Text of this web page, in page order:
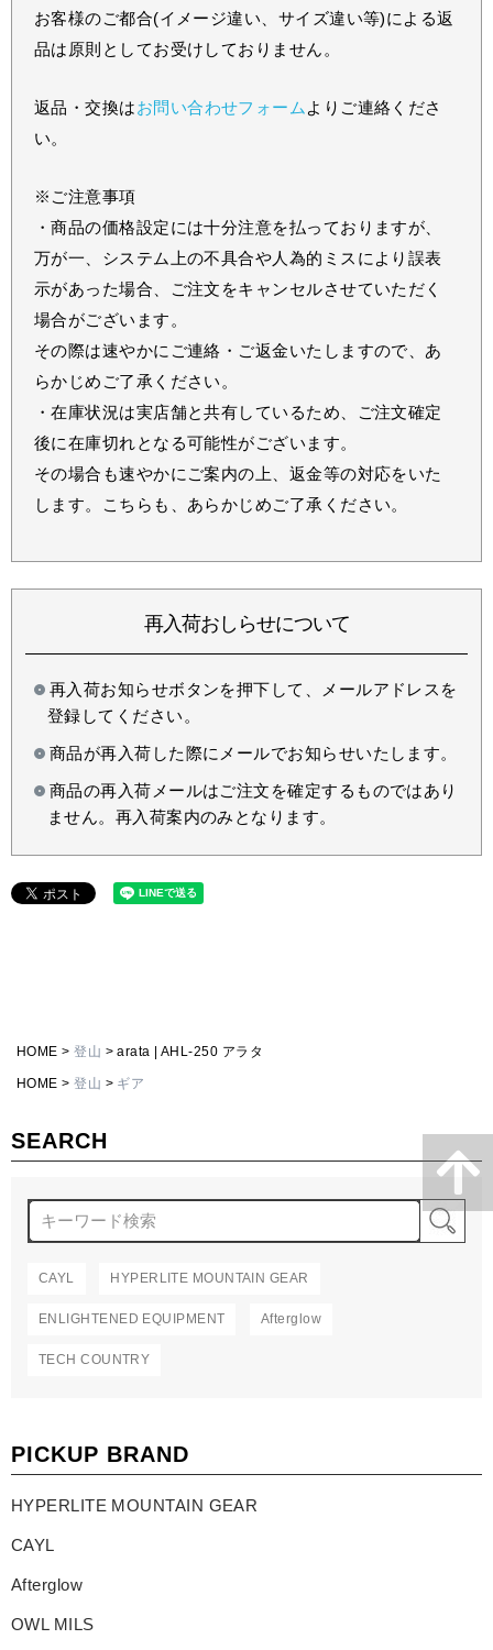
SEARCH
CAYL HYPERLITE MOUNTAIN GEAR
ENLIGHTENED EQUIPMENT Afterglow
TECH COUNTRY
PICKUP BRAND
HYPERLITE MOUNTAIN GEAR
CAYL
Afterglow
OWL MILS
お客様のご都合(イメージ違い、サイズ違い等)による返
品は原則としてお受けしておりません。
返品・交換はお問い合わせフォーム よりご連絡くださ
い。
※ご注意事項
・商品の価格設定には十分注意を払っておりますが、
万が一、システム上の不具合や人為的ミスにより誤表
示があった場合、ご注文をキャンセルさせていただく
場合がございます。
その際は速やかにご連絡・ご返金いたしますので、あ
らかじめご了承ください。
・在庫状況は実店舗と共有しているため、ご注文確定
後に在庫切れとなる可能性がございます。
その場合も速やかにご案内の上、返金等の対応をいた
します。こちらも、あらかじめご了承ください。
再入荷おしらせについて
再入荷お知らせボタンを押下して、メールアドレスを
登録してください。
商品が再入荷した際にメールでお知らせいたします。
商品の再入荷メールはご注文を確定するものではあり
ません。再入荷案内のみとなります。
HOME 登山 arata | AHL-250 アラタ
HOME 登山 ギア